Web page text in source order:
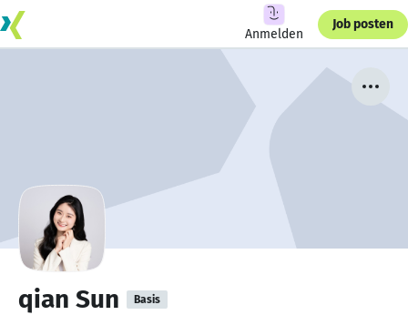
Anmelden
Job posten
qian Sun Basis